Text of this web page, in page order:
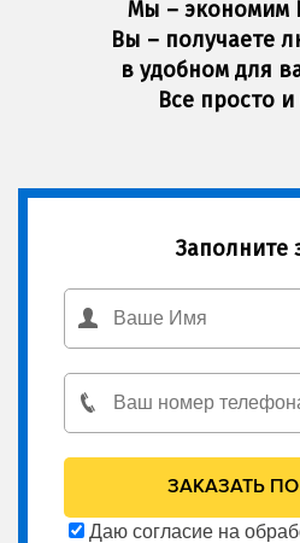
Мы – экономим
Вы – получаете
в удобном для
Все просто
Заполните
Даю согласие на